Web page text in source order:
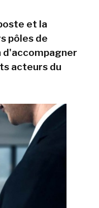
et la
pôles de
acteurs du